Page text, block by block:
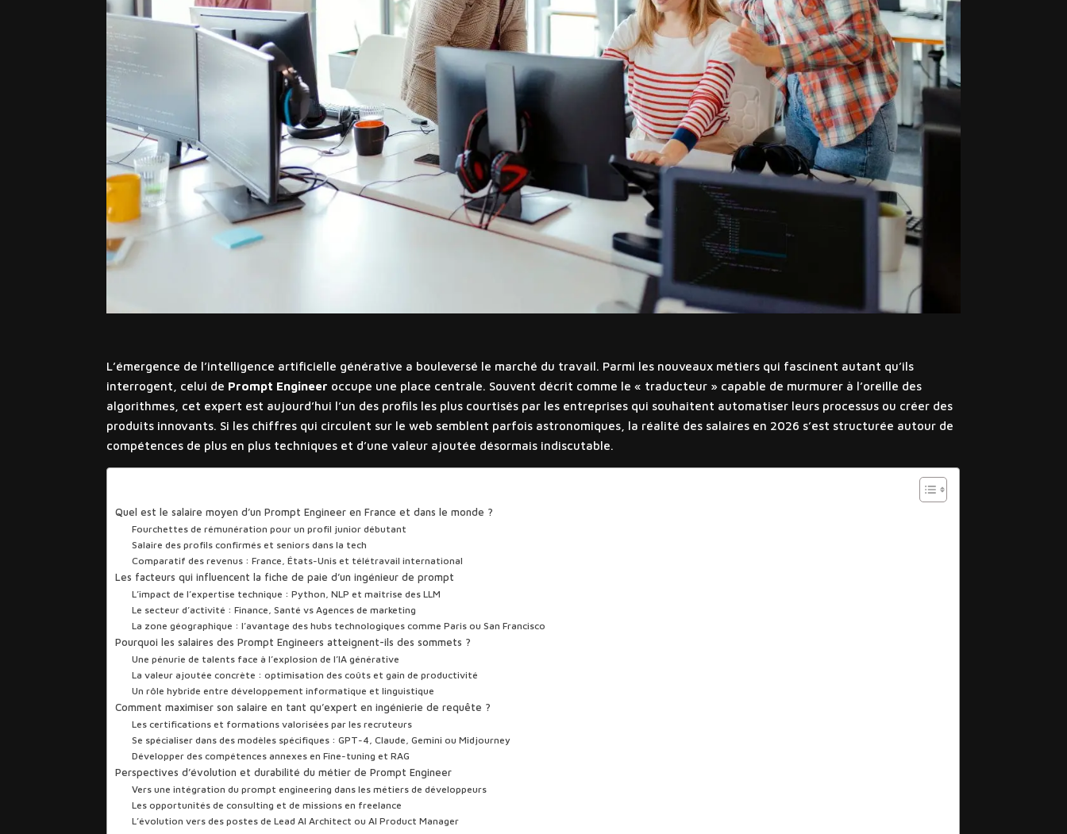
L’émergence de l’intelligence artificielle générative a bouleversé le marché du travail. Parmi les nouveaux métiers qui fascinent autant qu’ils
interrogent, celui de Prompt Engineer occupe une place centrale. Souvent décrit comme le « traducteur » capable de murmurer à l’oreille des
algorithmes, cet expert est aujourd’hui l’un des profils les plus courtisés par les entreprises qui souhaitent automatiser leurs processus ou créer des
produits innovants. Si les chiffres qui circulent sur le web semblent parfois astronomiques, la réalité des salaires en 2026 s’est structurée autour de
compétences de plus en plus techniques et d’une valeur ajoutée désormais indiscutable.
Quel est le salaire moyen d’un Prompt Engineer en France et dans le monde ?
Fourchettes de rémunération pour un profil junior débutant
Salaire des profils confirmés et seniors dans la tech
Comparatif des revenus : France, États-Unis et télétravail international
Les facteurs qui influencent la fiche de paie d’un ingénieur de prompt
L’impact de l’expertise technique : Python, NLP et maîtrise des LLM
Le secteur d’activité : Finance, Santé vs Agences de marketing
La zone géographique : l’avantage des hubs technologiques comme Paris ou San Francisco
Pourquoi les salaires des Prompt Engineers atteignent-ils des sommets ?
Une pénurie de talents face à l’explosion de l’IA générative
La valeur ajoutée concrète : optimisation des coûts et gain de productivité
Un rôle hybride entre développement informatique et linguistique
Comment maximiser son salaire en tant qu’expert en ingénierie de requête ?
Les certifications et formations valorisées par les recruteurs
Se spécialiser dans des modèles spécifiques : GPT-4, Claude, Gemini ou Midjourney
Développer des compétences annexes en Fine-tuning et RAG
Perspectives d’évolution et durabilité du métier de Prompt Engineer
Vers une intégration du prompt engineering dans les métiers de développeurs
Les opportunités de consulting et de missions en freelance
L’évolution vers des postes de Lead AI Architect ou AI Product Manager